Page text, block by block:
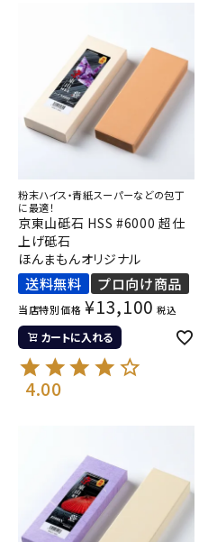
粉末ハイス・青紙スーパーなどの包丁
に最適！
京東山砥石 HSS #6000 超仕
上げ砥石
ほんまもんオリジナル
送料無料 プロ向け商品
当店特別価格 ¥13,100 税込
カートに入れる
4.00